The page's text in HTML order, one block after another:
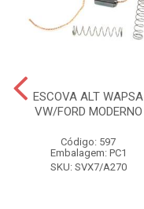
ESCOVA ALT WAPSA
VW/FORD MODERNO
Código: 597
Embalagem: PC1
SKU: SVX7/A270